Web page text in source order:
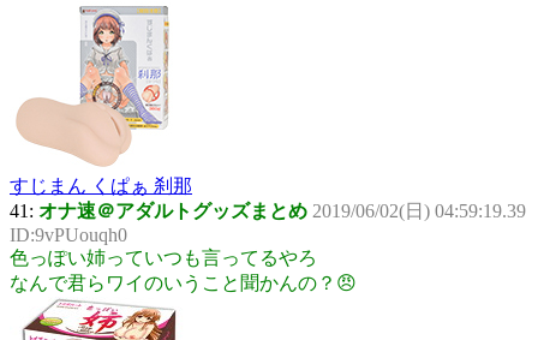
すじまん くぱぁ 刹那
41: オナ速＠アダルトグッズまとめ 2019/06/02(日) 04:59:19.39
ID:9vPUouqh0
色っぽい姉っていつも言ってるやろ
なんで君らワイのいうこと聞かんの？😠